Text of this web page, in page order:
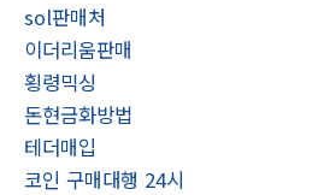
sol판매처
이더리움판매
횡령믹싱
돈현금화방법
테더매입
코인 구매대행 24시